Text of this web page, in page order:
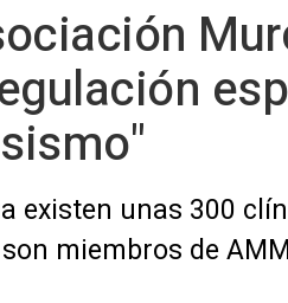
existen unas 300
miembros de